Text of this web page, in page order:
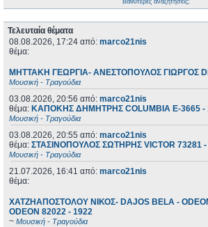
Βαθύτερες αναζητήσεις;
Τελευταία θέματα
08.08.2026, 17:24 από: marco21nis
θέμα:
ΜΗΤΤΑΚΗ ΓΕΩΡΓΙΑ- ΑΝΕΣΤΟΠΟΥΛΟΣ ΓΙΩΡΓΟΣ
Μουσική - Τραγούδια
03.08.2026, 20:56 από: marco21nis
θέμα: ΚΑΠΟΚΗΣ ΔΗΜΗΤΡΗΣ COLUMBIA E-3665 -
Μουσική - Τραγούδια
03.08.2026, 20:55 από: marco21nis
θέμα: ΣΤΑΣΙΝΟΠΟΥΛΟΣ ΣΩΤΗΡΗΣ VICTOR 73281 -
Μουσική - Τραγούδια
21.07.2026, 16:41 από: marco21nis
θέμα:
ΧΑΤΖΗΑΠΟΣΤΟΛΟΥ ΝΙΚΟΣ- DAJOS BELA -
ODEON 82022 - 1922
~ Μουσική - Τραγούδια